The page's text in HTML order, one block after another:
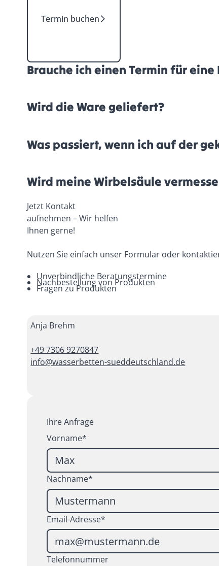
Termin buchen
Brauche ich einen Termin für eine
Wird die Ware geliefert?
Was passiert, wenn ich auf der
Wird meine Wirbelsäule
Jetzt Kontakt
aufnehmen – Wir helfen
Ihnen gerne!
Nutzen Sie einfach unser Formular oder
Unverbindliche Beratungstermine
Nachbestellung von Produkten
Fragen zu Produkten
Anja Brehm
+49 7306 9270847
info@wasserbetten-sueddeutschland.de
Ihre Anfrage
Vorname*
Nachname*
Email-Adresse*
Telefonnummer